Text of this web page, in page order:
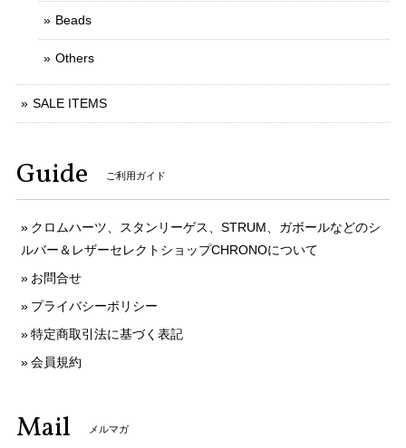
Beads
Others
SALE ITEMS
Guide ご利用ガイド
クロムハーツ、スタンリーゲス、STRUM、ガボールなどのシ
ルバー＆レザーセレクトショップCHRONOについて
お問合せ
プライバシーポリシー
特定商取引法に基づく表記
会員規約
Mail メルマガ